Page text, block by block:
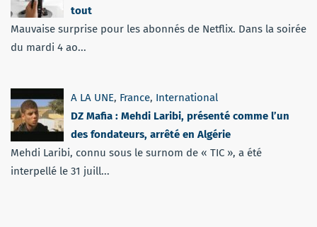
tout
Mauvaise surprise pour les abonnés de Netflix. Dans la soirée
du mardi 4 ao...
A LA UNE, France, International
DZ Mafia : Mehdi Laribi, présenté comme l’un
des fondateurs, arrêté en Algérie
Mehdi Laribi, connu sous le surnom de « TIC », a été
interpellé le 31 juill...